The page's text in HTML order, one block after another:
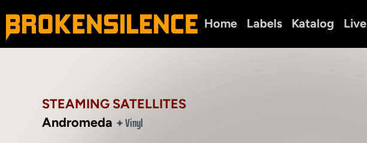
Home Labels Katalog Live
STEAMING SATELLITES
Andromeda ✦Vinyl